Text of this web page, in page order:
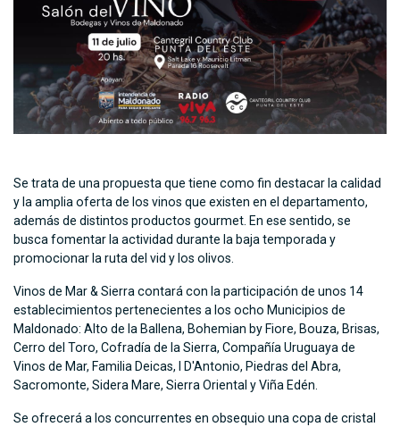
Se trata de una propuesta que tiene como fin destacar la calidad
y la amplia oferta de los vinos que existen en el departamento,
además de distintos productos gourmet. En ese sentido, se
busca fomentar la actividad durante la baja temporada y
promocionar la ruta del vid y los olivos.
Vinos de Mar & Sierra contará con la participación de unos 14
establecimientos pertenecientes a los ocho Municipios de
Maldonado: Alto de la Ballena, Bohemian by Fiore, Bouza, Brisas,
Cerro del Toro, Cofradía de la Sierra, Compañía Uruguaya de
Vinos de Mar, Familia Deicas, I D'Antonio, Piedras del Abra,
Sacromonte, Sidera Mare, Sierra Oriental y Viña Edén.
Se ofrecerá a los concurrentes en obsequio una copa de cristal